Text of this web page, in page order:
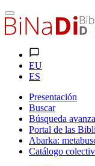
EU
ES
Presentación
Buscar
Búsqueda
Portal de las
Abarka:
Catálogo